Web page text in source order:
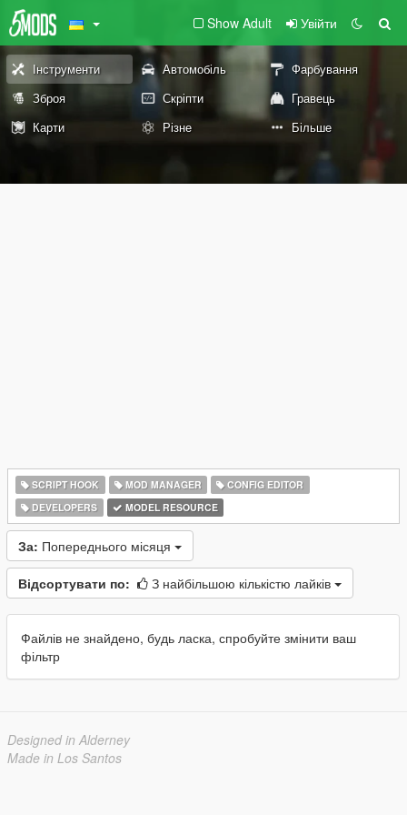
Show Adult Увійти
Інструменти Автомобіль
Фарбування
Зброя
Скріпти
Гравець
Карти
Різне Більше
SCRIPT HOOK MOD MANAGER
CONFIG EDITOR
DEVELOPERS
MODEL RESOURCE
За: Попереднього місяця
Відсортувати по: З найбільшою кількістю лайків
Файлів не знайдено, будь ласка, спробуйте змінити ваш
фільтр
Designed in Alderney
Made in Los Santos